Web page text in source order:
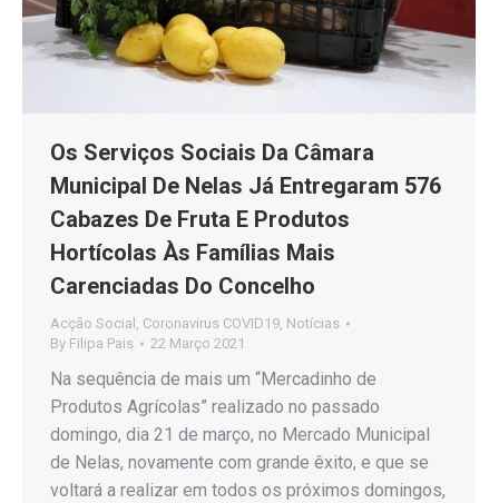
Os Serviços Sociais Da Câmara
Municipal De Nelas Já Entregaram 576
Cabazes De Fruta E Produtos
Hortícolas Às Famílias Mais
Carenciadas Do Concelho
Acção Social , Coronavirus COVID19, Notícias
By Filipa Pais 22 Março 2021
Na sequência de mais um “Mercadinho de
Produtos Agrícolas” realizado no passado
domingo, dia 21 de março, no Mercado Municipal
de Nelas, novamente com grande êxito, e que se
voltará a realizar em todos os próximos domingos,